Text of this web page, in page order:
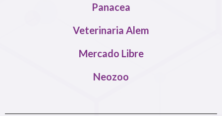
Panacea
Veterinaria Alem
Mercado Libre
Neozoo